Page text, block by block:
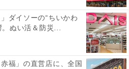
は低くなるなど、洗濯物の干し
映されることがうかがえます。
ダイソーの“ちいかわ
ぬい活＆防災...
福」の直営店に、全国